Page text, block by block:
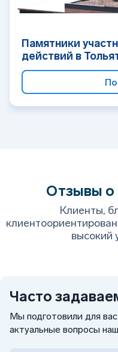
Памятники
действий в
Отзывы о
Клиенты,
высокий
Часто
Мы подготовили для
актуальные вопросы